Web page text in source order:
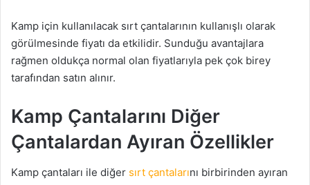
Kamp için kullanılacak sırt çantalarının kullanışlı olarak
görülmesinde fiyatı da etkilidir. Sunduğu avantajlara
rağmen oldukça normal olan fiyatlarıyla pek çok birey
tarafından satın alınır.
Kamp Çantalarını Diğer
Çantalardan Ayıran Özellikler
Kamp çantaları ile diğer sırt çantalarını birbirinden ayıran